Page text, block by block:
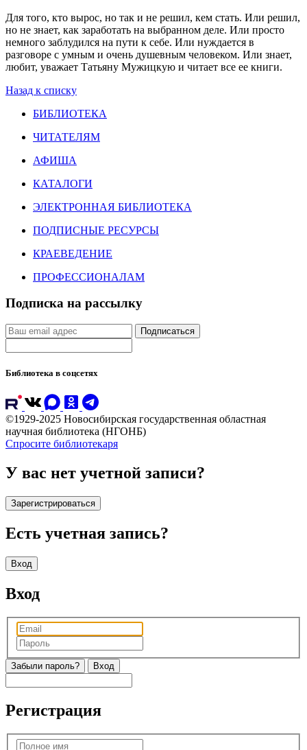
Для того, кто вырос, но так и не решил, кем стать. Или решил,
но не знает, как заработать на выбранном деле. Или просто
немного заблудился на пути к себе. Или нуждается в
разговоре с умным и очень душевным человеком. Или знает,
любит, уважает Татьяну Мужицкую и читает все ее книги.
Назад к списку
БИБЛИОТЕКА
ЧИТАТЕЛЯМ
АФИША
КАТАЛОГИ
ЭЛЕКТРОННАЯ БИБЛИОТЕКА
ПОДПИСНЫЕ РЕСУРСЫ
КРАЕВЕДЕНИЕ
ПРОФЕССИОНАЛАМ
Подписка на рассылку
Подписаться
Библиотека в соцсетях
©1929-2025 Новосибирская государственная областная
научная библиотека (НГОНБ)
Спросите библиотекаря
У вас нет учетной записи?
Зарегистрироваться
Есть учетная запись?
Вход
Вход
Забыли пароль?
Регистрация